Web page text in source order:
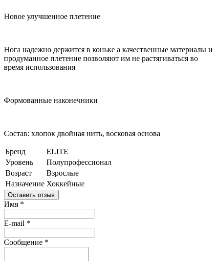
Новое улучшенное плетение
Нога надежно держится в коньке а качественные материалы и
продуманное плетение позволяют им не растягиваться во
время использования
Формованные наконечники
Состав: хлопок двойная нить, восковая основа
Бренд
ELITE
Уровень
Полупрофессионал
Возраст
Взрослые
Назначение Хоккейные
Оставить отзыв
Имя *
E-mail *
Сообщение *